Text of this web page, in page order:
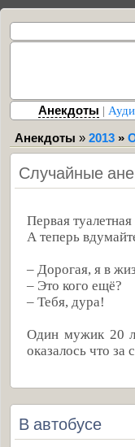
Анекдоты |
Анекдоты » 2013 »
Случайные
Первая
А теперь
– Дорогая, я в
– Это кого ещё?
– Тебя, дура!
Один мужик 20
оказалось что
В автобусе